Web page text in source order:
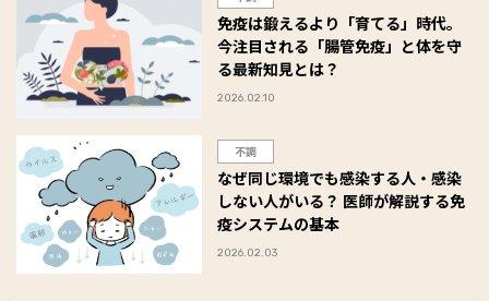
免疫は鍛えるより「育てる」時代。
今注目される「腸管免疫」と体を守
る最新知見とは？
2026.02.10
不調
なぜ同じ環境でも感染する人・感染
しない人がいる？ 医師が解説する免
疫システムの基本
2026.02.03